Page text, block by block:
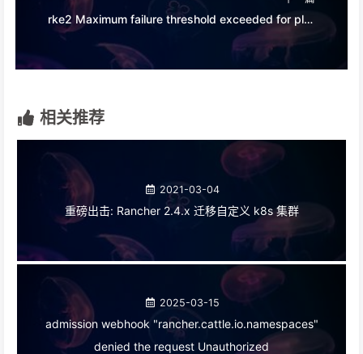
相关推荐
2021-03-04
重磅出击: Rancher 2.4.x 迁移自定义 k8s 集群
2025-03-15
admission webhook "rancher.cattle.io.namespaces"
denied the request Unauthorized